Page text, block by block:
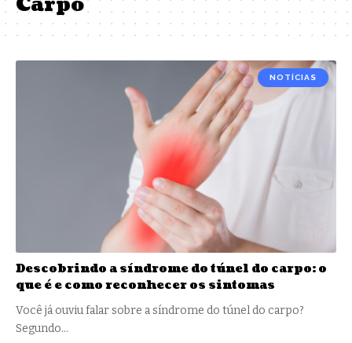
NOTÍCIAS
Descobrindo a síndrome do túnel do carpo: o
que é e como reconhecer os sintomas
Você já ouviu falar sobre a síndrome do túnel do carpo?
Segundo…